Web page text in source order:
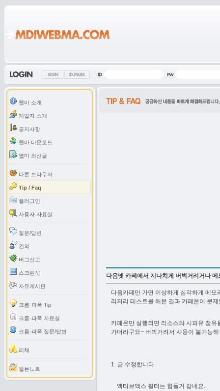
웹마 소개
개발자 소개
공지사항
웹마 다운로드
웹마 최신글
다른 브라우저
Tip / Faq
플러그인
사용자 자료실
질문/답변
건의
버그신고
스크린샷
자유게시판
크롬·파폭 Tip
크롬·파폭 자료실
크롬·파폭 질문/답변
리채
월든노트
다음넷 카페에서 지나치게 버벅거리거나
다음카페만 가면 이상하게 심각하게 메
리저리 테스트를 해본 결과 카페온이 문
카페온만 실행되면 리소스와 시피유 점
가더라구요~ 버벅거려서 사용이 불가능
1. 글 수정합니다.
액티브액스 필터는 힘들거 같네요..